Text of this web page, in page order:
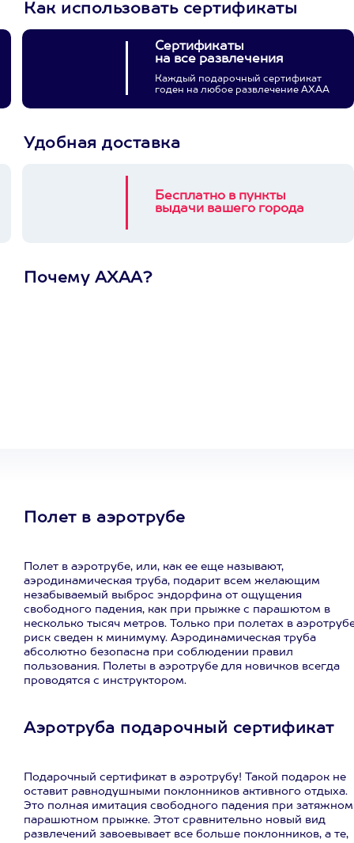
Как использовать сертификаты
Сертификаты
на все развлечения
Каждый подарочный сертификат
годен на любое развлечение АХАА
Удобная доставка
Бесплатно в пункты
выдачи вашего города
Почему АХАА?
Полет в аэротрубе
Полет в аэротрубе, или, как ее еще называют,
аэродинамическая труба, подарит всем желающим
незабываемый выброс эндорфина от ощущения
свободного падения, как при прыжке с парашютом в
несколько тысяч метров. Только при полетах в
риск сведен к минимуму. Аэродинамическая труба
абсолютно безопасна при соблюдении правил
пользования. Полеты в аэротрубе для новичков всегда
проводятся с инструктором.
Аэротруба подарочный сертификат
Подарочный сертификат в аэротрубу! Такой подарок не
оставит равнодушными поклонников активного отдыха.
Это полная имитация свободного падения при затяжном
парашютном прыжке. Этот сравнительно новый вид
развлечений завоевывает все больше поклонников, а те,